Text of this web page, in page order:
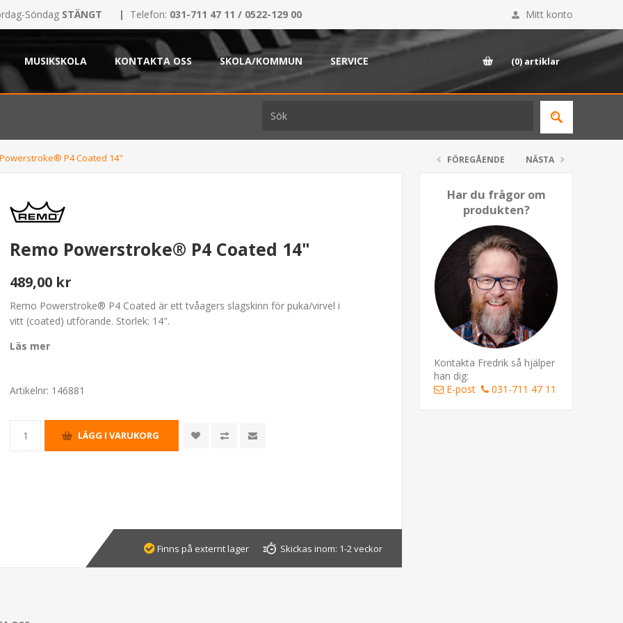
Söndag STÄNGT | Telefon: 031-711 47 11 / 0522-129 00 Mitt konto
MUSIKSKOLA KONTAKTA OSS SKOLA/KOMMUN SERVICE (0) artiklar
P4 Coated 14" FÖREGÅENDE NÄSTA
Har du frågor om
produkten?
Kontakta Fredrik så hjälper
han dig:
E-post
031-711 47 11
Remo Powerstroke® P4 Coated 14"
489,00 kr
Remo Powerstroke® P4 Coated är ett tvåagers slagskinn för puka/virvel i
vitt (coated) utförande. Storlek: 14".
Läs mer
Artikelnr: 146881
Finns på externt lager Skickas inom: 1-2 veckor